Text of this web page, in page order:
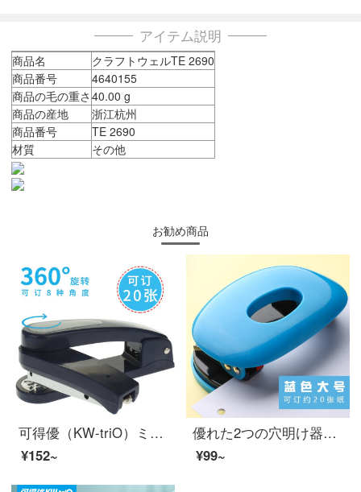
アイテム説明
商品名
クラフトウェルTE 2690
商品番号
4640155
商品の毛の重さ 40.00 g
商品の産地
浙江杭州
商品番号
TE 2690
材質
その他
お勧め商品
可得優（KW-triO）ミニステープル無針ステープル回転ステープルハンドヘルドホッチキス/ホッチキス/ホッチキス
¥152~
優れた2つの穴明け器を得ることができます。手動のファイル打抜機は20ページの9006の2つの穴明け器を打つことができます。（20枚まで可能です。）
¥99~